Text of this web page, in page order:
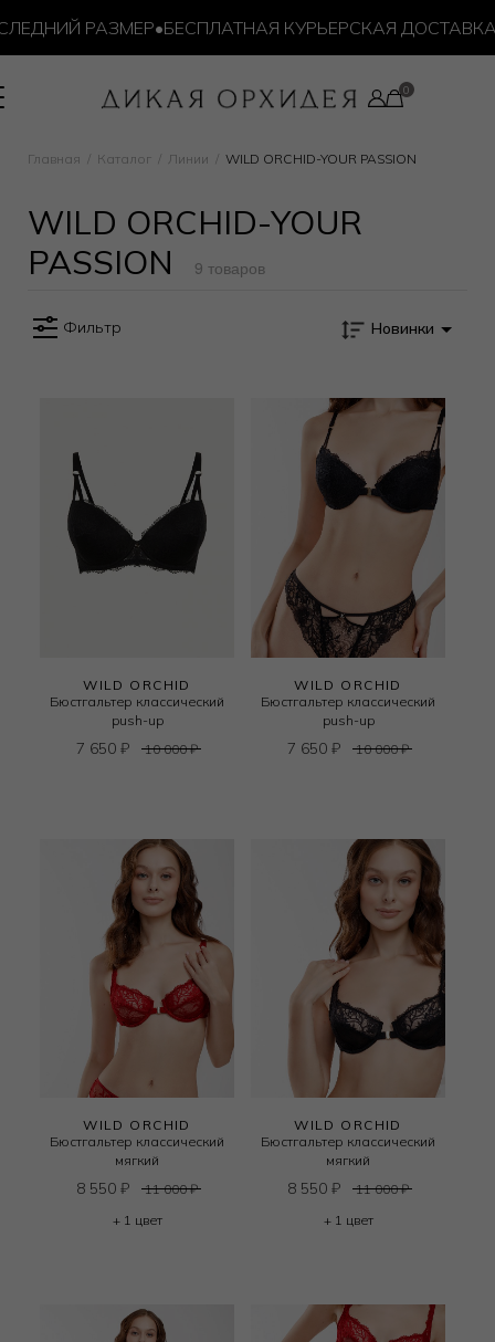
РАЗМЕР•БЕСПЛАТНАЯ КУРЬЕРСКАЯ ДОСТАВКА
Главная Каталог Линии WILD ORCHID-YOUR PASSION
WILD ORCHID-YOUR
PASSION
9 товаров
Фильтр Новинки
WILD ORCHID
Бюстгальтер классический
push-up
7 650 ₽ 10 000₽
WILD ORCHID
Бюстгальтер классический
push-up
7 650 ₽ 10 000₽
WILD ORCHID
Бюстгальтер классический
мягкий
8 550 ₽ 11 000₽
+ 1 цвет
WILD ORCHID
Бюстгальтер классический
мягкий
8 550 ₽ 11 000₽
+ 1 цвет